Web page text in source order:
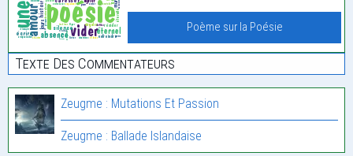
Poème sur la Poésie
Texte Des Commentateurs
Zeugme : Mutations Et Passion
Zeugme : Ballade Islandaise